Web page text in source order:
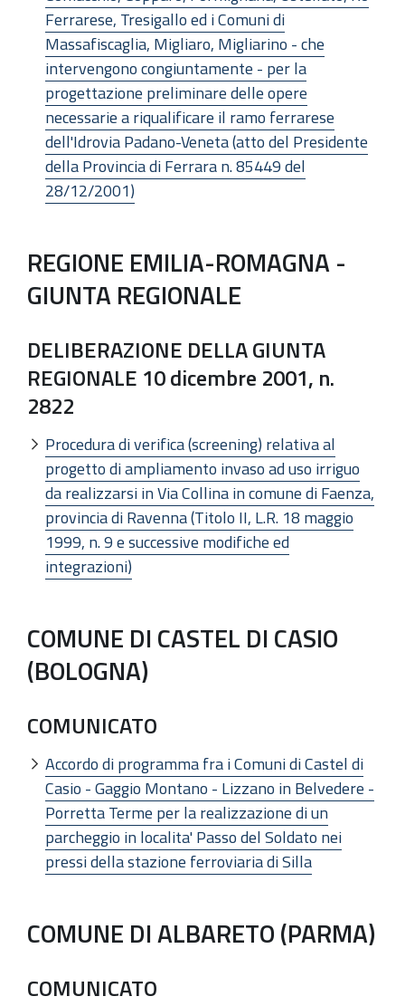
Ferrarese, Tresigallo ed i Comuni di
Massafiscaglia, Migliaro, Migliarino - che
intervengono congiuntamente - per la
progettazione preliminare delle opere
necessarie a riqualificare il ramo ferrarese
dell'Idrovia Padano-Veneta (atto del Presidente
della Provincia di Ferrara n. 85449 del
28/12/2001)
REGIONE EMILIA-ROMAGNA -
GIUNTA REGIONALE
DELIBERAZIONE DELLA GIUNTA
REGIONALE 10 dicembre 2001, n.
2822
Procedura di verifica (screening) relativa al
progetto di ampliamento invaso ad uso irriguo
da realizzarsi in Via Collina in comune di Faenza,
provincia di Ravenna (Titolo II, L.R. 18 maggio
1999, n. 9 e successive modifiche ed
integrazioni)
COMUNE DI CASTEL DI CASIO
(BOLOGNA)
COMUNICATO
Accordo di programma fra i Comuni di Castel di
Casio - Gaggio Montano - Lizzano in Belvedere -
Porretta Terme per la realizzazione di un
parcheggio in localita' Passo del Soldato nei
pressi della stazione ferroviaria di Silla
COMUNE DI ALBARETO (PARMA)
COMUNICATO